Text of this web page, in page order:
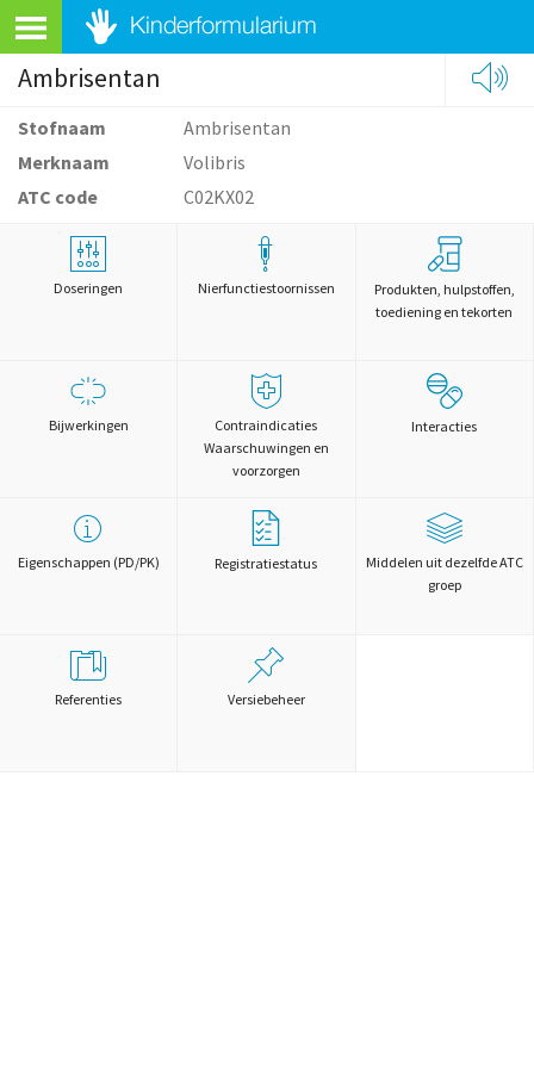
Ambrisentan
Stofnaam
Ambrisentan
Merknaam
Volibris
ATC code
C02KX02
Doseringen Nierfunctiestoornissen
Produkten, hulpstoffen,
toediening en tekorten
Bijwerkingen
Contraindicaties
Waarschuwingen en
voorzorgen
Interacties
Eigenschappen (PD/PK) Registratiestatus
Middelen uit dezelfde ATC
groep
Referenties Versiebeheer